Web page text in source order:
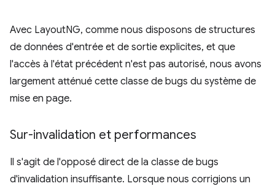
Avec LayoutNG, comme nous disposons de structures
de données d'entrée et de sortie explicites, et que
l'accès à l'état précédent n'est pas autorisé, nous avons
largement atténué cette classe de bugs du système de
mise en page.
Sur-invalidation et performances
Il s'agit de l'opposé direct de la classe de bugs
d'invalidation insuffisante. Lorsque nous corrigions un